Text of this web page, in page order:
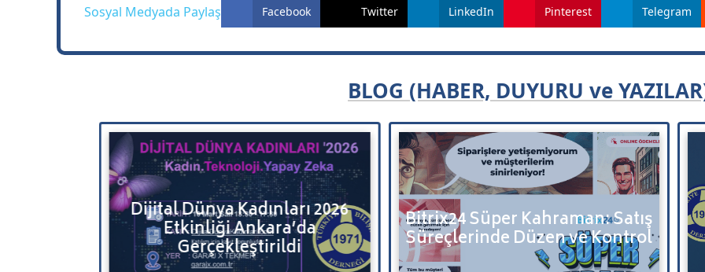
Sosyal Medyada Paylaş Facebook Twitter LinkedIn Pinterest Telegram
BLOG (HABER, DUYURU ve
Dijital Dünya Kadınları 2026
Etkinliği Ankara’da
Gerçekleştirildi
Bitrix24 Süper Kahraman: Satış
Süreçlerinde Düzen ve Kontrol